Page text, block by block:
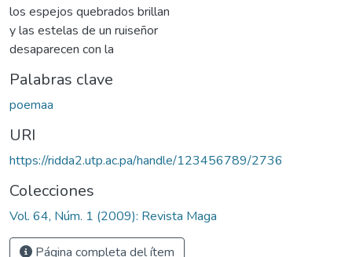
los espejos quebrados brillan
y las estelas de un ruiseñor
desaparecen con la
Palabras clave
poemaa
URI
https://ridda2.utp.ac.pa/handle/123456789/2736
Colecciones
Vol. 64, Núm. 1 (2009): Revista Maga
Página completa del ítem